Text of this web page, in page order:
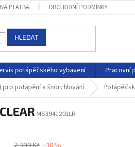
PLATBA OBCHODNÍ PODMÍNKY
HLEDAT
potápěčského vybavení Pracovní
pro potápění a šnorchlování
MS3941201LR
2 399 Kč –10 %